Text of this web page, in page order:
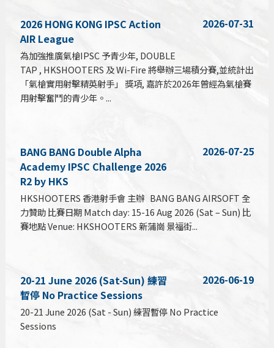
2026 HONG KONG IPSC Action
AIR League
2026-07-31
為加強推廣氣槍IPSC 予青少年, DOUBLE
TAP , HKSHOOTERS 及 Wi-Fire 將舉辦三場積分賽,並統計出
「氣槍實用射擊精英射手」 獎項, 嘉許於2026年曾經為氣槍賽
用射擊奮鬥的青少年。...
BANG BANG Double Alpha
Academy IPSC Challenge 2026
R2 by HKS
2026-07-25
HKSHOOTERS 香港射手會 主辦 BANG BANG AIRSOFT 全
力贊助 比賽日期 Match day: 15-16 Aug 2026 (Sat – Sun) 比
賽地點 Venue: HKSHOOTERS 新蒲崗 景福街...
20-21 June 2026 (Sat-Sun) 練習
暫停 No Practice Sessions
2026-06-19
20-21 June 2026 (Sat - Sun) 練習暫停 No Practice
Sessions